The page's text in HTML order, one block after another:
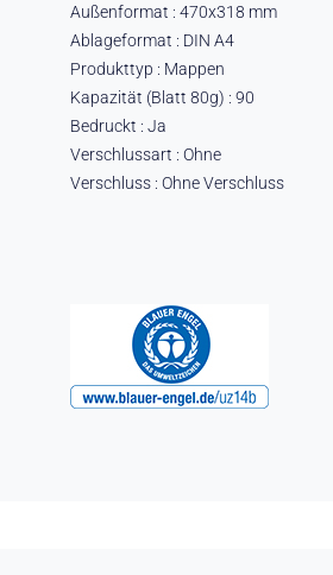
Außenformat : 470x318 mm
Ablageformat : DIN A4
Produkttyp : Mappen
Kapazität (Blatt 80g) : 90
Bedruckt : Ja
Verschlussart : Ohne
Verschluss : Ohne Verschluss